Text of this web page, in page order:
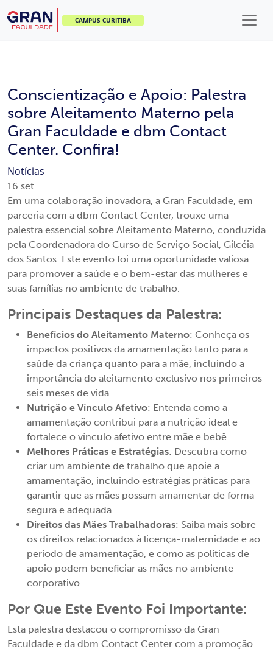
CAMPUS CURITIBA
Conscientização e Apoio: Palestra
sobre Aleitamento Materno pela
Gran Faculdade e dbm Contact
Center. Confira!
Notícias
16 set
Em uma colaboração inovadora, a Gran Faculdade, em
parceria com a dbm Contact Center, trouxe uma
palestra essencial sobre Aleitamento Materno, conduzida
pela Coordenadora do Curso de Serviço Social, Gilcéia
dos Santos. Este evento foi uma oportunidade valiosa
para promover a saúde e o bem-estar das mulheres e
suas famílias no ambiente de trabalho.
Principais Destaques da Palestra:
Benefícios do Aleitamento Materno: Conheça os
impactos positivos da amamentação tanto para a
saúde da criança quanto para a mãe, incluindo a
importância do aleitamento exclusivo nos primeiros
seis meses de vida.
Nutrição e Vínculo Afetivo: Entenda como a
amamentação contribui para a nutrição ideal e
fortalece o vínculo afetivo entre mãe e bebê.
Melhores Práticas e Estratégias: Descubra como
criar um ambiente de trabalho que apoie a
amamentação, incluindo estratégias práticas para
garantir que as mães possam amamentar de forma
segura e adequada.
Direitos das Mães Trabalhadoras: Saiba mais sobre
os direitos relacionados à licença-maternidade e ao
período de amamentação, e como as políticas de
apoio podem beneficiar as mães no ambiente
corporativo.
Por Que Este Evento Foi Importante:
Esta palestra destacou o compromisso da Gran
Faculdade e da dbm Contact Center com a promoção